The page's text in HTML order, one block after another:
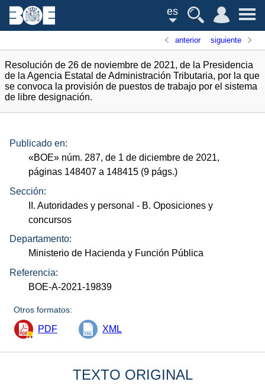
es
anterior siguiente
Resolución de 26 de noviembre de 2021, de la Presidencia
de la Agencia Estatal de Administración Tributaria, por la que
se convoca la provisión de puestos de trabajo por el sistema
de libre designación.
Publicado en:
«BOE» núm. 287, de 1 de diciembre de 2021,
páginas 148407 a 148415 (9 págs.)
Sección:
II. Autoridades y personal - B. Oposiciones y
concursos
Departamento:
Ministerio de Hacienda y Función Pública
Referencia:
BOE-A-2021-19839
Otros formatos:
PDF XML
TEXTO ORIGINAL